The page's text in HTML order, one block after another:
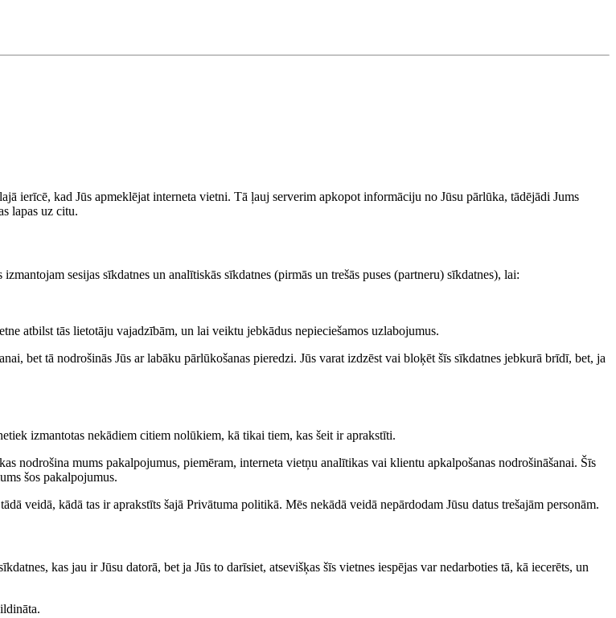
ierīcē, kad Jūs apmeklējat interneta vietni. Tā ļauj serverim apkopot informāciju no Jūsu pārlūka, tādējādi Jums
lapas uz citu.
sesijas sīkdatnes un analītiskās sīkdatnes (pirmās un trešās puses (partneru) sīkdatnes), lai:
atbilst tās lietotāju vajadzībām, un lai veiktu jebkādus nepieciešamos uzlabojumus.
bet tā nodrošinās Jūs ar labāku pārlūkošanas pieredzi. Jūs varat izdzēst vai bloķēt šīs sīkdatnes jebkurā brīdī, bet, ja
izmantotas nekādiem citiem nolūkiem, kā tikai tiem, kas šeit ir aprakstīti.
nodrošina mums pakalpojumus, piemēram, interneta vietņu analītikas vai klientu apkalpošanas nodrošināšanai. Šīs
šos pakalpojumus.
veidā, kādā tas ir aprakstīts šajā Privātuma politikā. Mēs nekādā veidā nepārdodam Jūsu datus trešajām personām.
kas jau ir Jūsu datorā, bet ja Jūs to darīsiet, atsevišķas šīs vietnes iespējas var nedarboties tā, kā iecerēts, un